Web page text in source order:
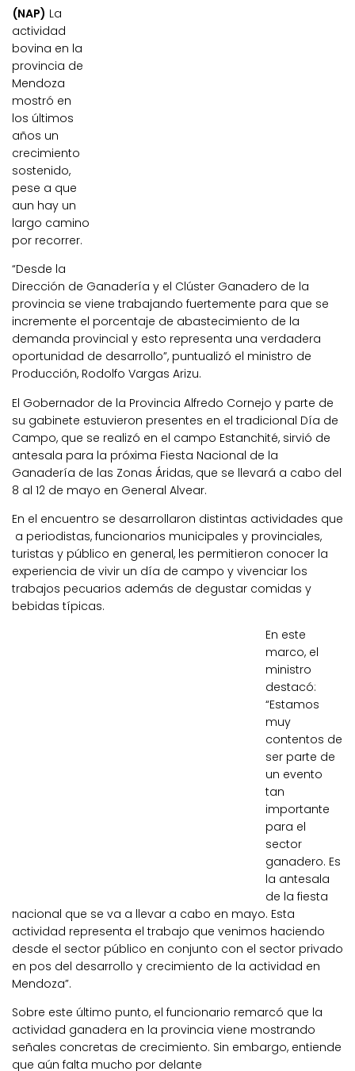
(NAP) La
actividad
bovina en la
provincia de
Mendoza
mostró en
los últimos
años un
crecimiento
sostenido,
pese a que
aun hay un
largo camino
por recorrer.
“Desde la
Dirección de Ganadería y el Clúster Ganadero de la
provincia se viene trabajando fuertemente para que se
incremente el porcentaje de abastecimiento de la
demanda provincial y esto representa una verdadera
oportunidad de desarrollo”, puntualizó el ministro de
Producción, Rodolfo Vargas Arizu.
El Gobernador de la Provincia Alfredo Cornejo y parte de
su gabinete estuvieron presentes en el tradicional Día de
Campo, que se realizó en el campo Estanchité, sirvió de
antesala para la próxima Fiesta Nacional de la
Ganadería de las Zonas Áridas, que se llevará a cabo del
8 al 12 de mayo en General Alvear.
En el encuentro se desarrollaron distintas actividades que
a periodistas, funcionarios municipales y provinciales,
turistas y público en general, les permitieron conocer la
experiencia de vivir un día de campo y vivenciar los
trabajos pecuarios además de degustar comidas y
bebidas típicas.
En este
marco, el
ministro
destacó:
“Estamos
muy
contentos de
ser parte de
un evento
tan
importante
para el
sector
ganadero. Es
la antesala
de la fiesta
nacional que se va a llevar a cabo en mayo. Esta
actividad representa el trabajo que venimos haciendo
desde el sector público en conjunto con el sector privado
en pos del desarrollo y crecimiento de la actividad en
Mendoza”.
Sobre este último punto, el funcionario remarcó que la
actividad ganadera en la provincia viene mostrando
señales concretas de crecimiento. Sin embargo, entiende
que aún falta mucho por delante